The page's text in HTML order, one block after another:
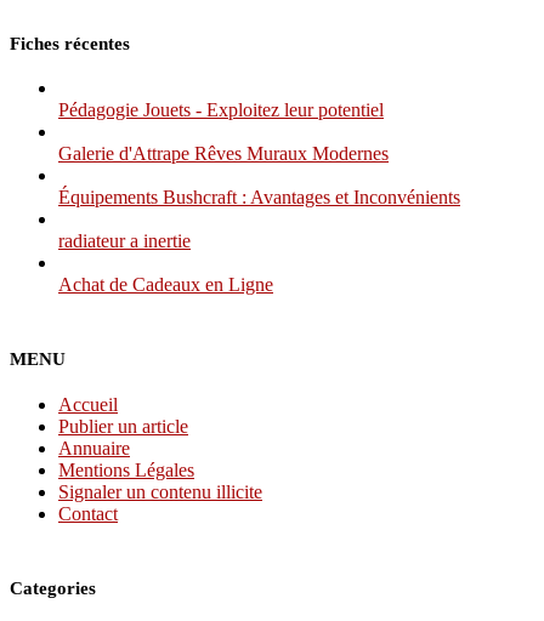
Fiches récentes
Pédagogie Jouets - Exploitez leur potentiel
Galerie d'Attrape Rêves Muraux Modernes
Équipements Bushcraft : Avantages et Inconvénients
radiateur a inertie
Achat de Cadeaux en Ligne
MENU
Accueil
Publier un article
Annuaire
Mentions Légales
Signaler un contenu illicite
Contact
Categories